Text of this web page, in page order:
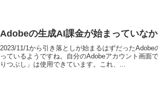
Adobeの生成AI課金が始まっていな
2023/11/1から引き落としが始まるはずだった
っているようですね。自分のAdobeアカウント画面
りつぶし」は使用できています。これ、...